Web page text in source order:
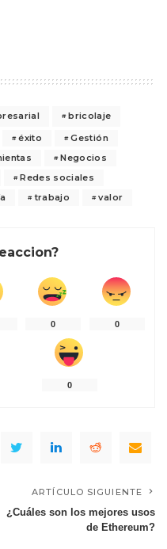
bricolaje
éxito
Gestión
Negocios
Redes sociales
trabajo valor
0 0
0
ARTÍCULO SIGUIENTE
¿Cuáles son los mejores usos
de Ethereum?